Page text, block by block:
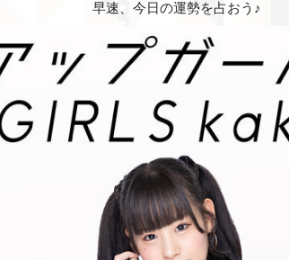
早速、今日の運勢を占おう♪